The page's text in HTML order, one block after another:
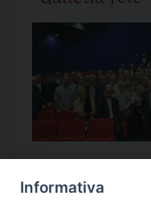
Informativa